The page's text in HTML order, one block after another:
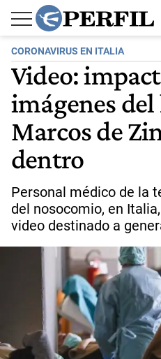
CORONAVIRUS EN ITALIA
Video:
imágenes
Marcos de
dentro
Personal médico de la
del nosocomio, en
video destinado a